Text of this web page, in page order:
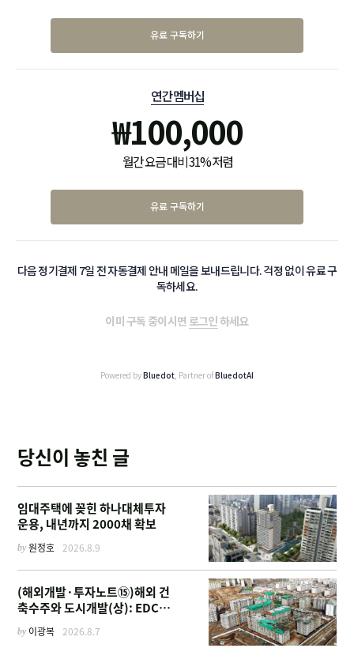
유료 구독하기
연간 멤버십
₩100,000
월간 요금 대비 31% 저렴
유료 구독하기
다음 정기결제 7일 전 자동결제 안내 메일을 보내드립니다. 걱정 없이 유료 구
독하세요.
이미 구독 중이시면 로그인하세요
Powered byBluedot, Partner ofBluedotAI
당신이 놓친 글
임대주택에 꽂힌 하나대체투자
운용, 내년까지 2000채 확보
by원정호 2026.8.9
(해외개발·투자노트⑮)해외 건
축수주와 도시개발(상): EDCF
부터 계열사 진출 위한 복합시설
까지
by 이광복 2026.8.7